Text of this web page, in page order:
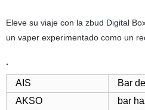
Eleve su viaje con la zbud Digital
un vaper experimentado como un
.
AIS Bar
AKSO
bar